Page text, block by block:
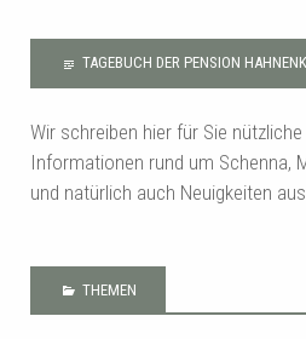
TAGEBUCH DER PENSION
Wir schreiben hier für Sie
Informationen rund um Schenna,
und natürlich auch Neuigkeiten
THEMEN